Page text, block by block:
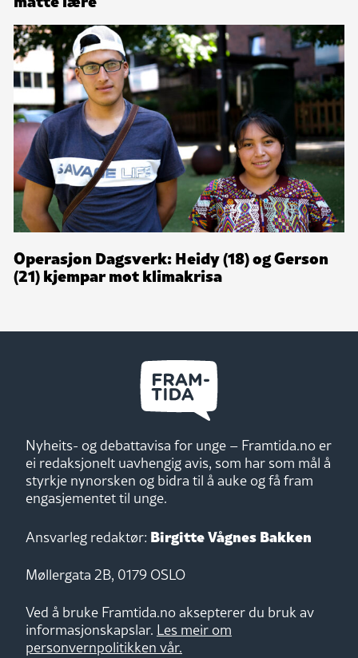
Operasjon Dagsverk: Heidy (18) og Gerson
(21) kjempar mot klimakrisa
Nyheits- og debattavisa for unge – Framtida.no er
ei redaksjonelt uavhengig avis, som har som mål å
styrkje nynorsken og bidra til å auke og få fram
engasjementet til unge.
Ansvarleg redaktør: Birgitte Vågnes Bakken
Møllergata 2B, 0179 OSLO
Ved å bruke Framtida.no aksepterer du bruk av
informasjonskapslar. Les meir om
personvernpolitikken vår.